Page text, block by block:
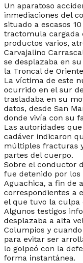
Un aparatoso
inmediaciones del
situado a escasos
tractomula cargada
productos varios,
Carvajalino
se desplazaba en
la Troncal de
La víctima de este
ocurrido en el sur
trasladaba en su
datos, desde San
donde vivía con su
Las autoridades
cadáver indicaron
múltiples fracturas
partes del cuerpo.
Sobre el conductor
fue detenido por los
Aguachica, a fin de
correspondientes a
el que tuvo la culpa
Algunos testigos
desplazaba a alta
Columpios y
para evitar ser
lo golpeó con la
forma instantánea.